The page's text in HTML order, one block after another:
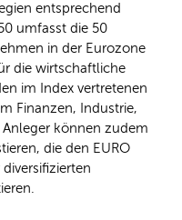
entsprechend
umfasst die 50
in der Eurozone
die wirtschaftliche
im Index vertretenen
Finanzen, Industrie,
können zudem
die den EURO